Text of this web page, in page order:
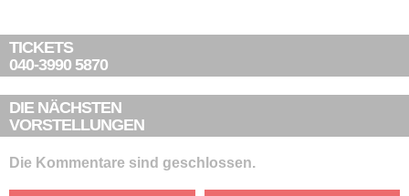
TICKETS
040-3990 5870
DIE NÄCHSTEN
VORSTELLUNGEN
Die Kommentare sind geschlossen.